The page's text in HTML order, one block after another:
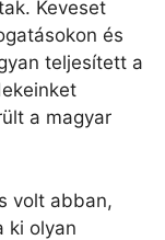
Keveset
és
teljesített a
a magyar
volt abban,
ki olyan